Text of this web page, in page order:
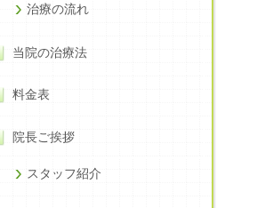
治療の流れ
当院の治療法
料金表
院長ご挨拶
スタッフ紹介